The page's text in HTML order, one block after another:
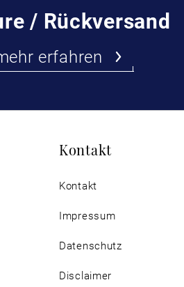
/ Rückversand
erfahren
Kontakt
Kontakt
Impressum
Datenschutz
Disclaimer